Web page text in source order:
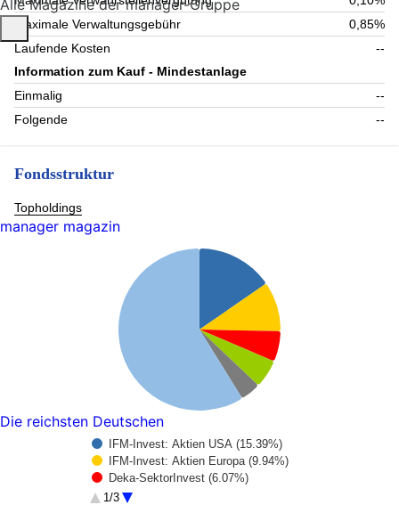
Maximale Verwaltungsgebühr
0,85%
Laufende Kosten
--
Information zum Kauf - Mindestanlage
Einmalig
--
Folgende
--
Fondsstruktur
Topholdings
IFM-Invest: Aktien USA (15.39%)
IFM-Invest: Aktien Europa (9.94%)
Deka-SektorInvest (6.07%)
Deka MSCI Europe UCITS ETF (5.7%)
1/3
Alle Magazine der manager-Gruppe
manager magazin
Die reichsten Deutschen